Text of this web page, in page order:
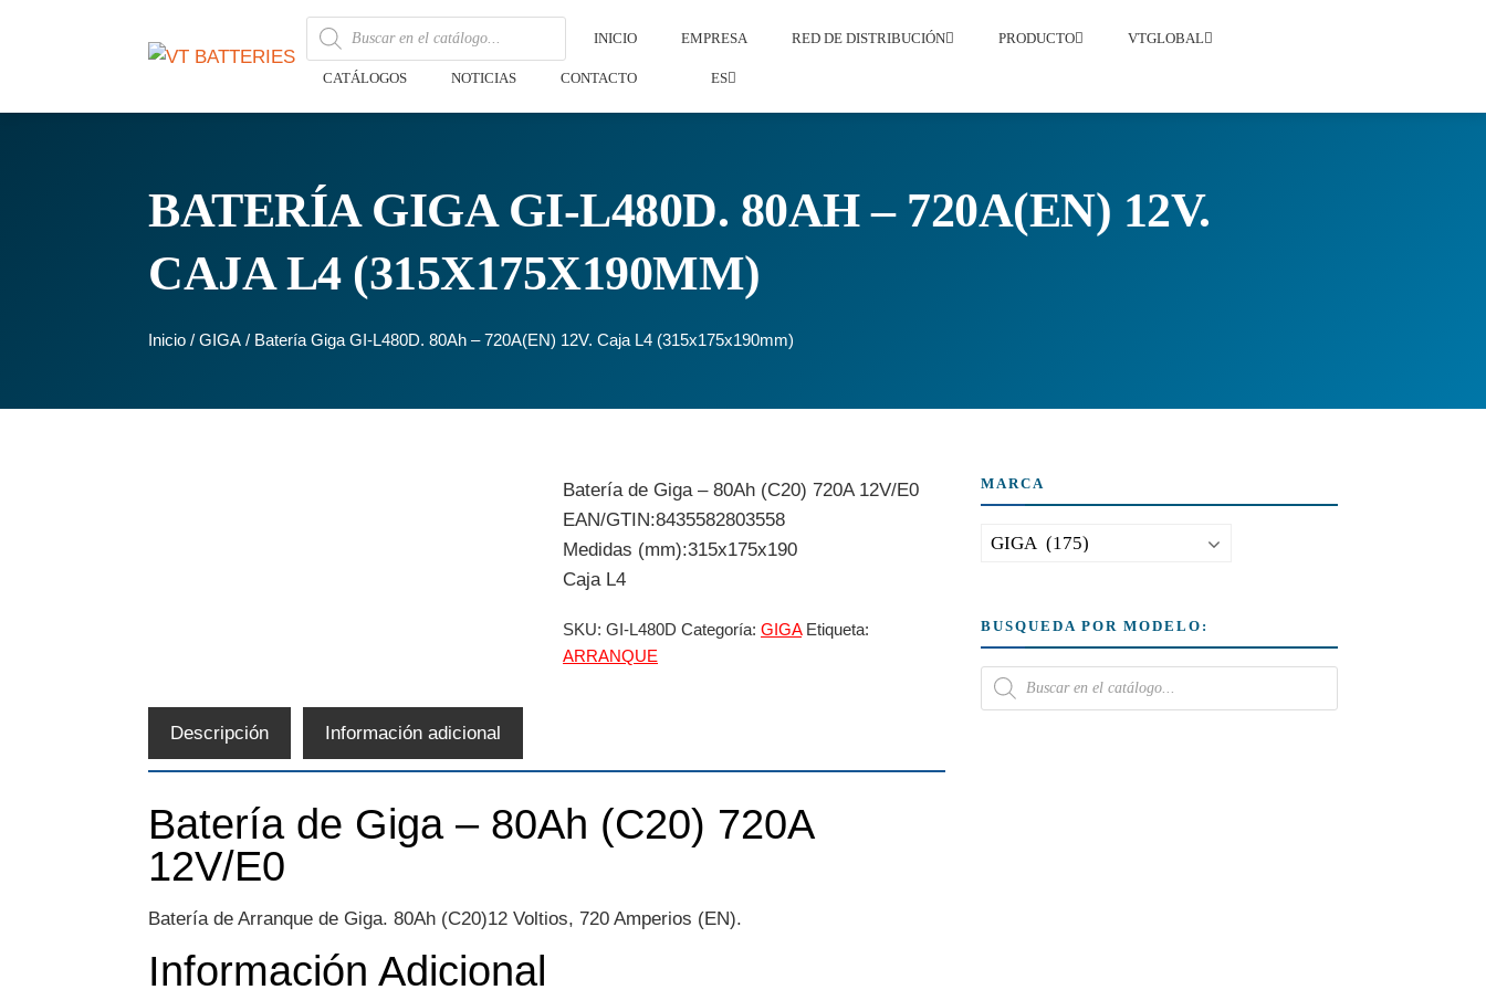
INICIO EMPRESA RED DE DISTRIBUCIÓN PRODUCTO VTGLOBAL
CATÁLOGOS NOTICIAS CONTACTO ES
BATERÍA GIGA GI-L480D. 80AH – 720A(EN) 12V.
CAJA L4 (315X175X190MM)
Inicio /GIGA / Batería Giga GI-L480D. 80Ah – 720A(EN) 12V. Caja L4 (315x175x190mm)
Batería de Giga – 80Ah (C20) 720A 12V/E0
EAN/GTIN:8435582803558
Medidas (mm):315x175x190
Caja L4
SKU:GI-L480D Categoría:GIGA Etiqueta:
ARRANQUE
Descripción Información adicional
Batería de Giga – 80Ah (C20) 720A
12V/E0
Batería de Arranque de Giga. 80Ah (C20)12 Voltios, 720 Amperios (EN).
Información Adicional
MARCA
BUSQUEDA POR MODELO: